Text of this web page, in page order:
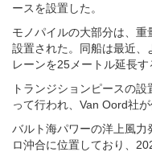
ースを設置した。
モノパイルの大部分は、
設置された。同船は最近、
レーンを25メートル延長す
トランジションピースの
って行われ、Van Oord社が
バルト海パワーの洋上風
ロ沖合に位置しており、